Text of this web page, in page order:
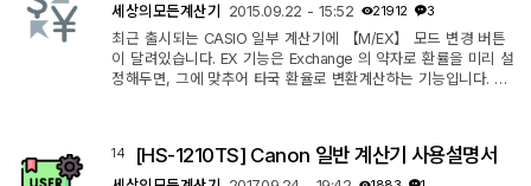
세상의모든계산기 2015.09.22 - 15:52 21912 3
최근 출시되는 CASIO 일부 계산기에 【M/EX】 모드 변경 버튼
이 달려있습니다. EX 기능은 Exchange 의 약자로 환률을 미리 설
정해두면, 그에 맞추어 타국 환율로 변환계산하는 기능입니다. M/
모드와 메모리 모드를 전환하려면 M/EX 버튼을 누릅니다. 디스플
레이의 "EXCH" 표시기는 환율 변환 모드를 나타냅니다. 여기서
14 [HS-1210TS] Canon 일반 계산기 사용설명서